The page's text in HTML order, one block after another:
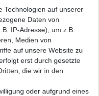
HF 138
7,96 € *
Versandkosten
HF 138C Chrom
Technologien auf unserer
Daten von
IP-Adresse), um z.B.
Medien von
auf unsere Website zu
erst durch gesetzte
die wir in den
oder aufgrund eines